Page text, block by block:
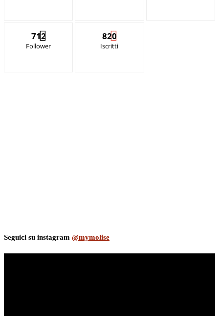
712
Follower
820
Iscritti
Seguici su instagram @mymolise